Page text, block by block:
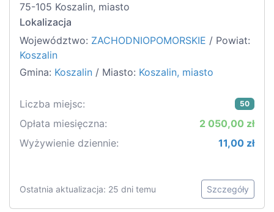
75-105 Koszalin, miasto
Lokalizacja
Województwo: ZACHODNIOPOMORSKIE / Powiat:
Koszalin
Gmina: Koszalin / Miasto: Koszalin, miasto
Liczba miejsc: 50
Opłata miesięczna:
2 050,00 zł
Wyżywienie dziennie:
11,00 zł
Ostatnia aktualizacja: 25 dni temu Szczegóły